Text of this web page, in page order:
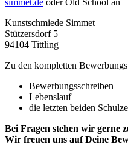
simmet.de oder Old School an
Kunstschmiede Simmet
Stützersdorf 5
94104 Tittling
Zu den kompletten
Bewerbungsschreiben
Lebenslauf
die letzten beiden
Bei Fragen stehen wir gerne
Wir freuen uns auf Deine